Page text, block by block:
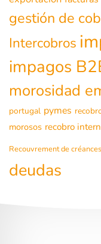
gestión de
Intercobros
impagos
morosidad
portugal pymes
morosos recobro
Recouvrement de créances
deudas